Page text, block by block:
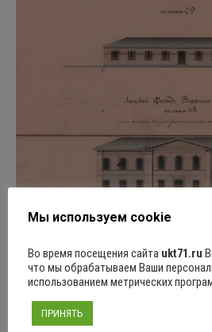
“Другая почва.
мастерская,
Мы используем cookie
Во время посещения сайта ukt71.ru
что мы обрабатываем Ваши
использованием метрических
ПРИНЯТЬ